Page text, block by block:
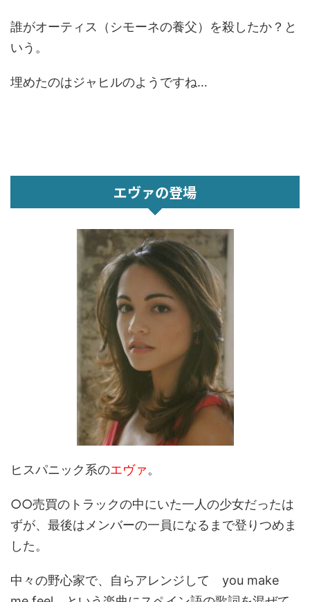
誰がオーティス（シモーネの養父）を殺したか？と
いう。
埋めたのはジャヒルのようですね…
エヴァの登場
ヒスパニック系のエヴァ。
○○売買のトラックの中にいた一人の少女だったは
ずが、最後はメンバーの一員になるまで登りつめま
した。
中々の野心家で、自らアレンジして you make